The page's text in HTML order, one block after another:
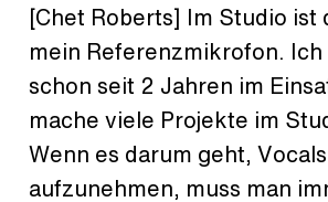
[Chet Roberts] Im Studio ist
mein Referenzmikrofon. Ich
schon seit 2 Jahren im
mache viele Projekte im
Wenn es darum geht, Vocals
aufzunehmen, muss man